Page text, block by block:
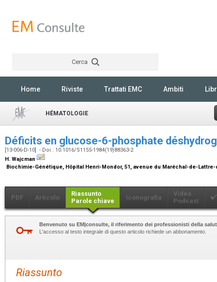
Cerca
Home Riviste Trattati EMC Ambiti
HÉMATOLOGIE
Déficits en glucose-6-phosphate
[13-006-D-10] - Doi : 10.1016/S1155-1984(19)88363-2
H. Wajcman
Biochimie-Génétique, Hôpital Henri-Mondor, 51, avenue du Maréchal-de-
PDF Articolo
Riassunto
Parole chiave
Iconografia
Video
Podcast
Benvenuto su EM|consulte, il riferimento dei professionisti della
L'accesso al testo integrale di questo articolo richiede un abbonamento.
Riassunto